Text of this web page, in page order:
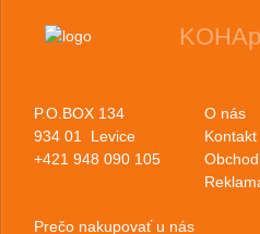
P.O.BOX 134
934 01 Levice
+421 948 090 105
O nás
Kontakt
Prečo nakupovať u nás